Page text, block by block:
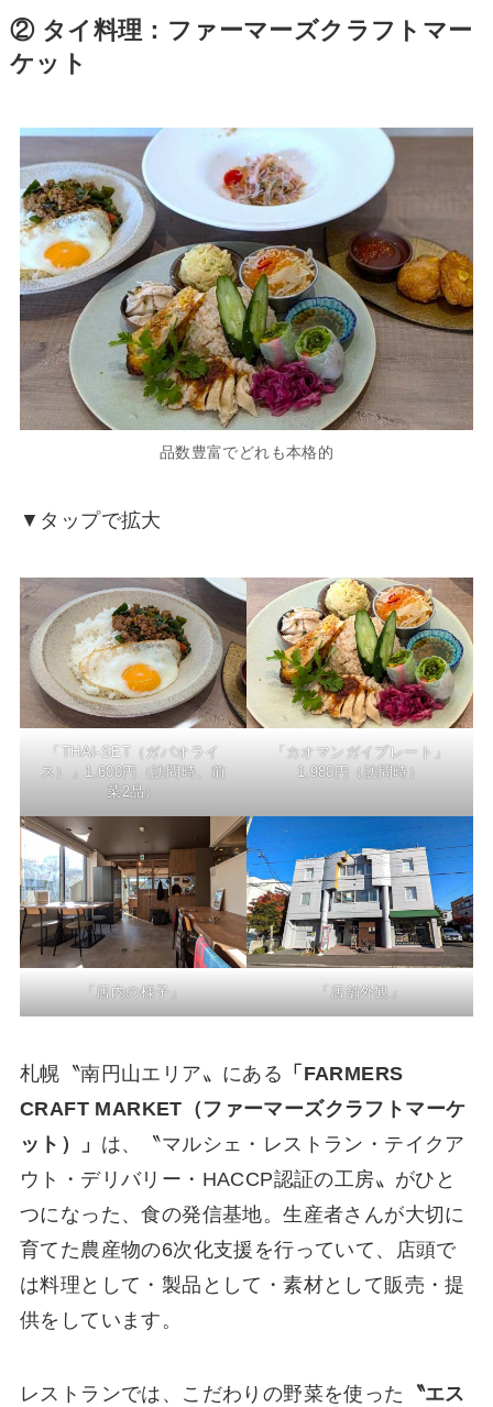
② タイ料理：ファーマーズクラフトマー
ケット
品数豊富でどれも本格的
▼タップで拡大
「THAI-SET（ガパオライ
ス）」1,600円（訪問時、前
菜2品）
「カオマンガイプレート」
1,980円（訪問時）
「店内の様子」 「店舗外観」
札幌〝南円山エリア〟にある 「FARMERS
CRAFT MARKET（ファーマーズクラフトマーケ
ット）」 は、〝マルシェ・レストラン・テイクア
ウト・デリバリー・HACCP認証の工房〟がひと
つになった、食の発信基地。生産者さんが大切に
育てた農産物の6次化支援を行っていて、店頭で
は料理として・製品として・素材として販売・提
供をしています。
レストランでは、こだわりの野菜を使った
〝エス